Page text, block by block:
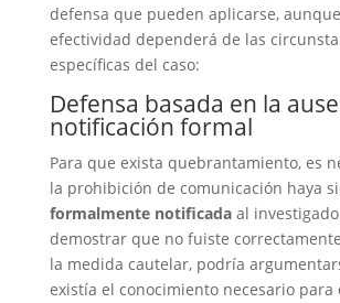
defensa que pueden aplicarse,
efectividad dependerá de las
específicas del caso:
Defensa basada en la
notificación formal
Para que exista quebrantamiento, es
la prohibición de comunicación haya
formalmente notificadaal
demostrar que no fuiste
la medida cautelar, podría
existía el conocimiento necesario para